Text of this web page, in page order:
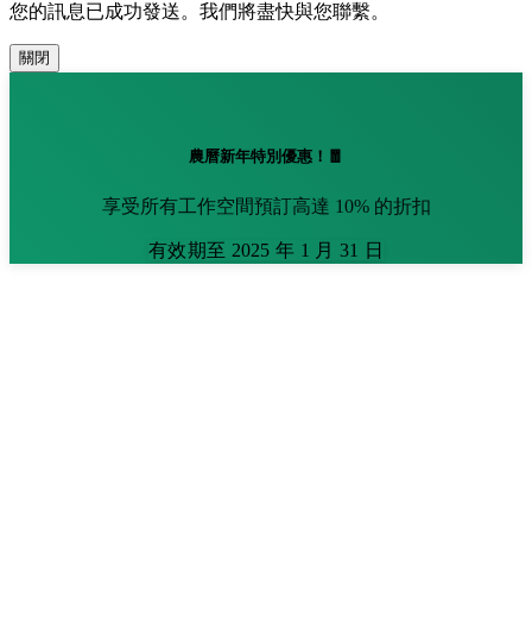
您的訊息已成功發送。我們將盡快與您聯繫。
關閉
農曆新年特別優惠！🧧
享受所有工作空間預訂高達 10% 的折扣
有效期至 2025 年 1 月 31 日